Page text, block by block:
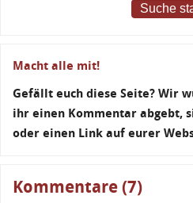
Suche
Macht alle mit!
Gefällt euch diese Seite? Wir
ihr einen Kommentar abgebt,
oder einen Link auf eurer
Kommentare (7)